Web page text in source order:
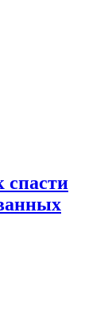
спасти